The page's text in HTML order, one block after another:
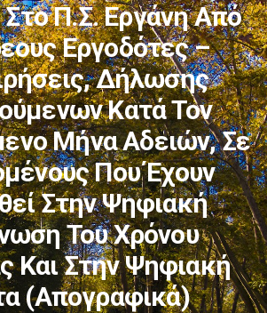
Π.Σ. Εργάνη Από
Εργοδότες –
Δήλωσης
Κατά Τον
Μήνα Αδειών, Σε
Που Έχουν
Στην Ψηφιακή
Του Χρόνου
Και Στην Ψηφιακή
(απογραφικά)